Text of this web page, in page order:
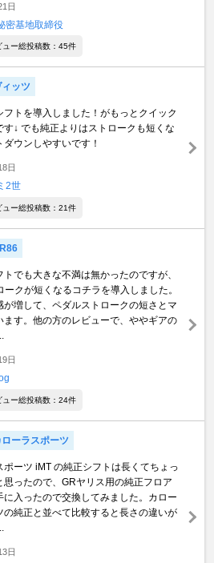
日
密基地取締役
ュー総投稿数：45件
ィッツ
フトを導入しました！がもっとクイック
す↓ でも純正よりはストロークも短くな
ダウンしやすいです！
日
2世
ュー総投稿数：21件
トでも大きな不満は無かったのですが、
ークが短くなるコチラを導入しました。
が増して、ペダルストロークの短さとマ
ます。他の方のレビューで、ややギアの
日
ュー総投稿数：24件
ローラスポーツ
ポーツ iMT の純正シフトは長くてちょっ
思ったので、GRヤリス用の純正フロア
に入ったので交換してみました。カロー
の純正と並べて比較すると長さの違いが
日